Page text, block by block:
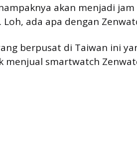
akan menjadi jam
ada apa dengan
berpusat di Taiwan ini
menjual smartwatch